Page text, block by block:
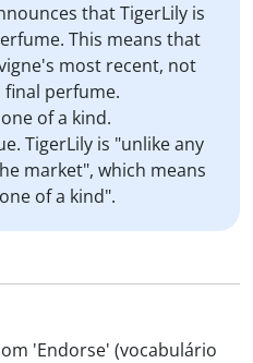
that TigerLily is
This means that
most recent, not
perfume.
of a kind.
TigerLily is "unlike any
market", which means
of a kind".
'Endorse' (vocabulário